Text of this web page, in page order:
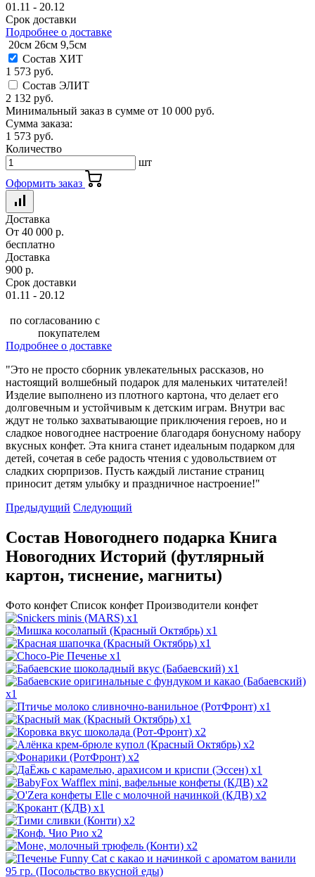
01.11 - 20.12
Срок доставки
Подробнее о доставке
20см 26см 9,5см
Состав ХИТ
1 573 руб.
Состав ЭЛИТ
2 132 руб.
Минимальный заказ в сумме от 10 000 руб.
Сумма заказа:
1 573 руб.
Количество
шт
Оформить заказ
Доставка
От 40 000 р.
бесплатно
Доставка
900 р.
Срок доставки
01.11 - 20.12
по согласованию с
покупателем
Подробнее о доставке
"Это не просто сборник увлекательных рассказов, но
настоящий волшебный подарок для маленьких читателей!
Изделие выполнено из плотного картона, что делает его
долговечным и устойчивым к детским играм. Внутри вас
ждут не только захватывающие приключения героев, но и
сладкое новогоднее настроение благодаря бонусному набору
вкусных конфет. Эта книга станет идеальным подарком для
детей, сочетая в себе радость чтения с удовольствием от
сладких сюрпризов. Пусть каждый листание страниц
приносит детям улыбку и праздничное настроение!"
Предыдущий Следующий
Состав Новогоднего подарка Книга
Новогодних Историй (футлярный
картон, тиснение, магниты)
Фото конфет Список конфет Производители конфет
x1
x1
x1
x1
x1
x1
x1
x1
x2
x2
x2
x1
x2
x2
x1
x2
x2
x2